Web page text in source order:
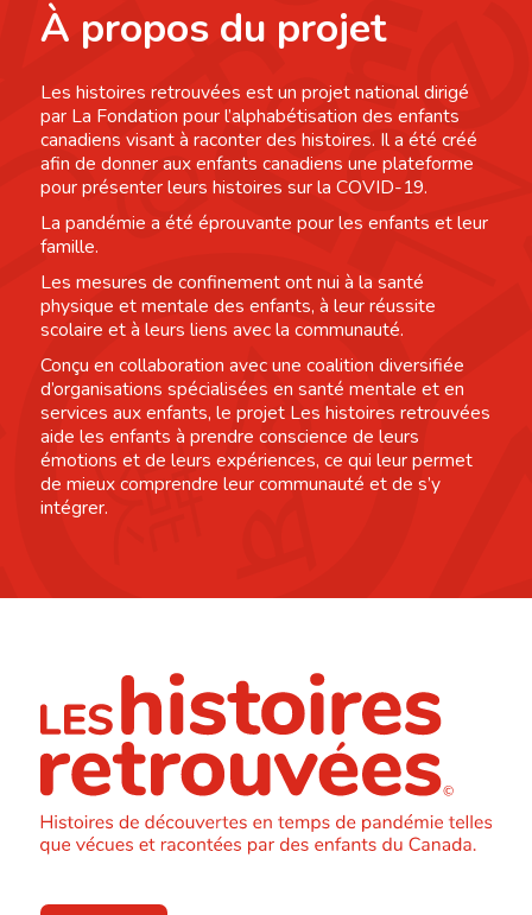
À propos du projet
Les histoires retrouvées est un projet national dirigé
par La Fondation pour l’alphabétisation des enfants
canadiens visant à raconter des histoires. Il a été créé
afin de donner aux enfants canadiens une plateforme
pour présenter leurs histoires sur la COVID-19.
La pandémie a été éprouvante pour les enfants et leur
famille.
Les mesures de confinement ont nui à la santé
physique et mentale des enfants, à leur réussite
scolaire et à leurs liens avec la communauté.
Conçu en collaboration avec une coalition diversifiée
d’organisations spécialisées en santé mentale et en
services aux enfants, le projet Les histoires retrouvées
aide les enfants à prendre conscience de leurs
émotions et de leurs expériences, ce qui leur permet
de mieux comprendre leur communauté et de s’y
intégrer.